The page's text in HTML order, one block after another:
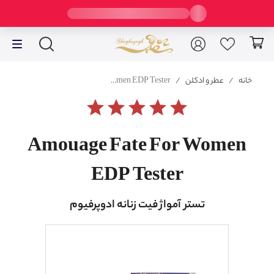
خانه / عطر و ادکلن /
Amouage Fate For Women EDP Tester
starstarstarstarstar
Amouage Fate For Women
EDP Tester
تستر آمواژ فیت زنانه ادوپرفیوم